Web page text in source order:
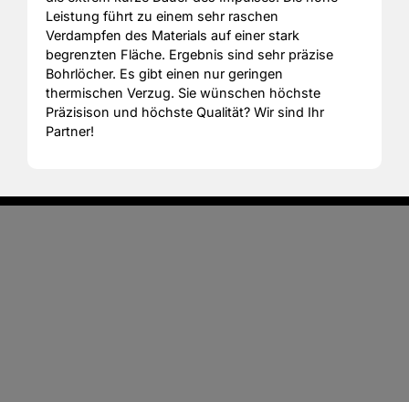
Leistung führt zu einem sehr raschen
Verdampfen des Materials auf einer stark
begrenzten Fläche. Ergebnis sind sehr präzise
Bohrlöcher. Es gibt einen nur geringen
thermischen Verzug. Sie wünschen höchste
Präzisison und höchste Qualität? Wir sind Ihr
Partner!